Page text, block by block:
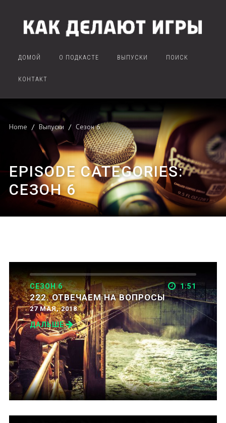
ДОМОЙ О ПОДКАСТЕ ВЫПУСКИ ПОИСК
КОНТАКТ
Home Выпуски Сезон 6
EPISODE CATEGORIES:
СЕЗОН 6
СЕЗОН 6 1:51
222. ОТВЕЧАЕМ НА ВОПРОСЫ
27 МАЯ, 2018
ДАЛЬШЕ